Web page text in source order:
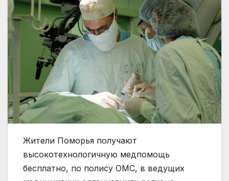
Жители Поморья получают
высокотехнологичную медпомощь
бесплатно, по полису ОМС, в ведущих